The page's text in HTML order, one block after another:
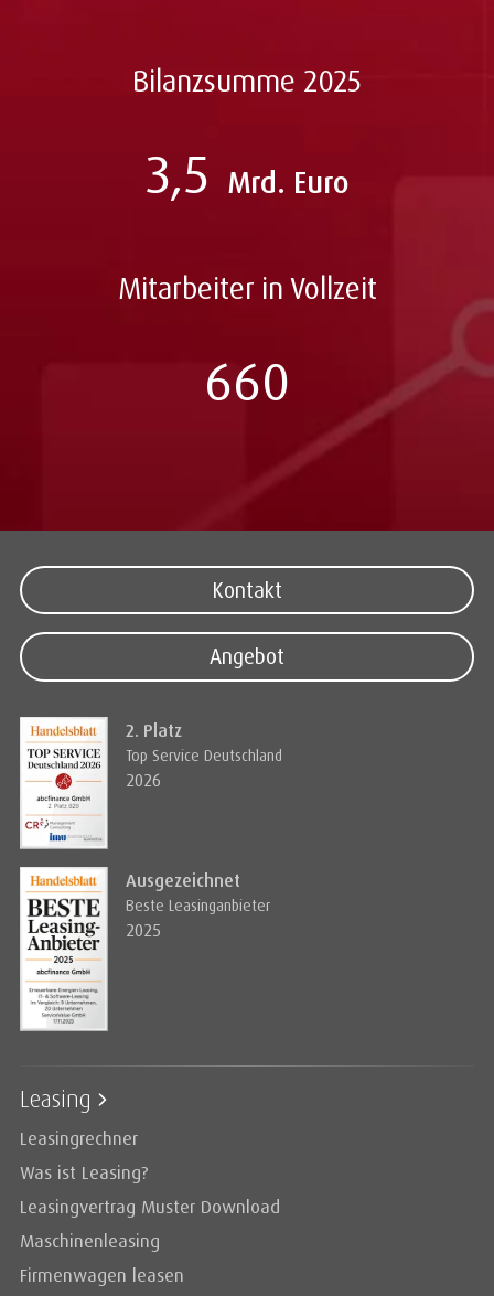
Bilanzsumme 2025
3,5 Mrd. Euro
Mitarbeiter in Vollzeit
660
Kontakt
Angebot
2. Platz
Top Service Deutschland
2026
Ausgezeichnet
Beste Leasinganbieter
2025
Leasing
Leasingrechner
Was ist Leasing?
Leasingvertrag Muster Download
Maschinenleasing
Firmenwagen leasen